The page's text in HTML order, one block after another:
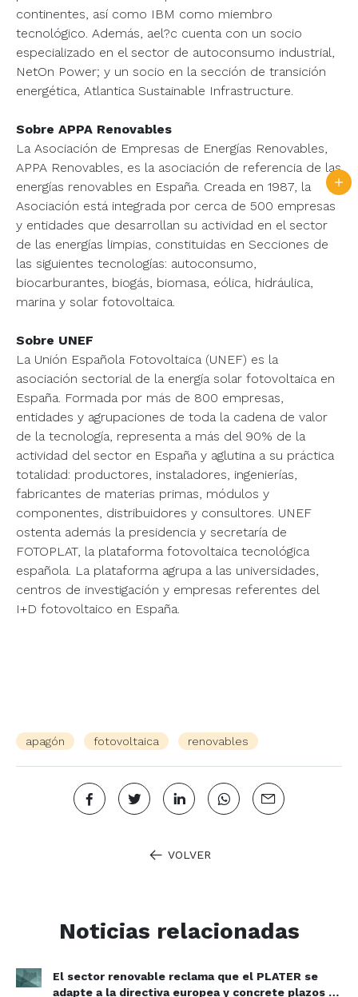
continentes, así como IBM como miembro
tecnológico. Además, ael?c cuenta con un socio
especializado en el sector de autoconsumo industrial,
NetOn Power; y un socio en la sección de transición
energética, Atlantica Sustainable Infrastructure.
Sobre APPA Renovables
La Asociación de Empresas de Energías Renovables,
APPA Renovables, es la asociación de referencia de las
energías renovables en España. Creada en 1987, la
Asociación está integrada por cerca de 500 empresas
y entidades que desarrollan su actividad en el sector
de las energías limpias, constituidas en Secciones de
las siguientes tecnologías: autoconsumo,
biocarburantes, biogás, biomasa, eólica, hidráulica,
marina y solar fotovoltaica.
Sobre UNEF
La Unión Española Fotovoltaica (UNEF) es la
asociación sectorial de la energía solar fotovoltaica en
España. Formada por más de 800 empresas,
entidades y agrupaciones de toda la cadena de valor
de la tecnología, representa a más del 90% de la
actividad del sector en España y aglutina a su práctica
totalidad: productores, instaladores, ingenierías,
fabricantes de materias primas, módulos y
componentes, distribuidores y consultores. UNEF
ostenta además la presidencia y secretaría de
FOTOPLAT, la plataforma fotovoltaica tecnológica
española. La plataforma agrupa a las universidades,
centros de investigación y empresas referentes del
I+D fotovoltaico en España.
apagón fotovoltaica renovables
VOLVER
Noticias relacionadas
El sector renovable reclama que el PLATER se
adapte a la directiva europea y concrete plazos y